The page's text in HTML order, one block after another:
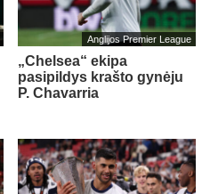
Anglijos Premier League
„Chelsea“ ekipa
pasipildys krašto gynėju
P. Chavarria